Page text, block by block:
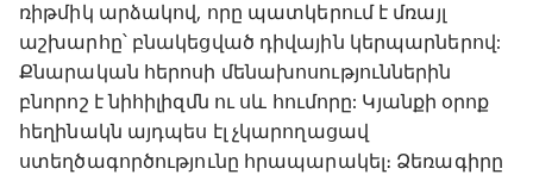
ռիթմիկ արձակով, որը պատկերում է մռայլ
աշխարհը՝ բնակեցված դիվային կերպարներով:
Քնարական հերոսի մենախոսություններին
բնորոշ է նիհիլիզմն ու սև հումորը: Կյանքի օրոք
հեղինակն այդպես էլ չկարողացավ
ստեղծագործությունը հրապարակել։ Ձեռագիրը